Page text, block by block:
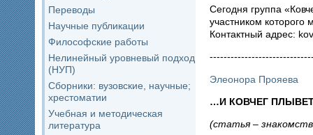
Переводы
Научные публикации
Философские работы
Нелинейный уровневый подход
(НУП)
Сборники: вузовские, научные;
хрестоматии
Учебная и методическая
литература
Сегодня группа
участником
Контактный адрес:
Элеонора Прояева
…И КОВЧЕГ
(статья –